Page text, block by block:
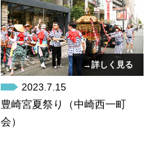
→詳しく見る
2023.7.15
豊崎宮夏祭り（中崎西一町
会）